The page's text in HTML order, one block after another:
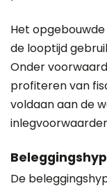
Het
de looptijd
Onder
profiteren van
voldaan aan de
De